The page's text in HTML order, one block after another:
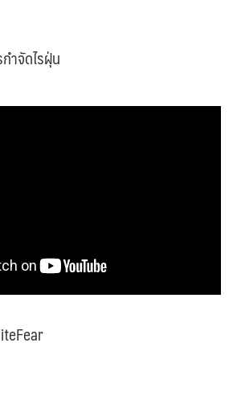
ำจัดไรฝุ่น